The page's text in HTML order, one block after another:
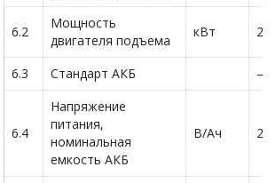
6.2
Мощность
двигателя подъема
кВт 2.2
6.3 Стандарт АКБ —
6.4
Напряжение
питания,
номинальная
емкость АКБ
В/Ач